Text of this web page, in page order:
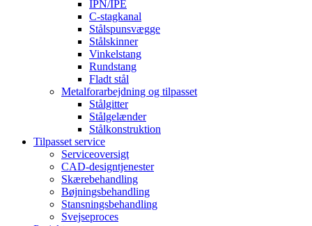
IPN/IPE
C-stagkanal
Stålspunsvægge
Stålskinner
Vinkelstang
Rundstang
Fladt stål
Metalforarbejdning og tilpasset
Stålgitter
Stålgelænder
Stålkonstruktion
Tilpasset service
Serviceoversigt
CAD-designtjenester
Skærebehandling
Bøjningsbehandling
Stansningsbehandling
Svejseproces